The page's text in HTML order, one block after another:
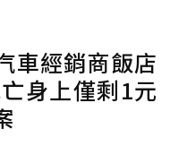
車經銷商飯店
身上僅剩1元